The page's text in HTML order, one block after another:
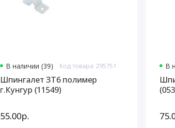
В наличии (39) Код товара: 295751
Шпингалет ЗТ6 полимер
г.Кунгур (11549)
55.00р.
В